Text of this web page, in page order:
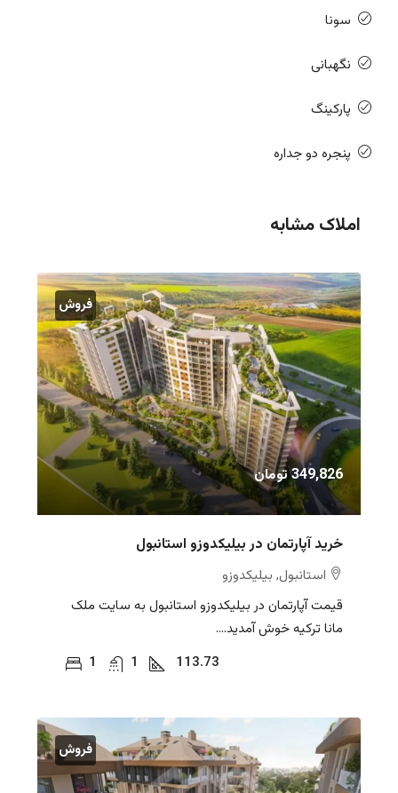
سونا
نگهبانی
پارکینگ
پنجره دو جداره
املاک مشابه
فروش
349,826 تومان
خرید آپارتمان در بیلیکدوزو استانبول
استانبول, بیلیکدوزو
قیمت آپارتمان در بیلیکدوزو استانبول به سایت ملک
مانا ترکیه خوش آمدید....
1
1 113.73
فروش